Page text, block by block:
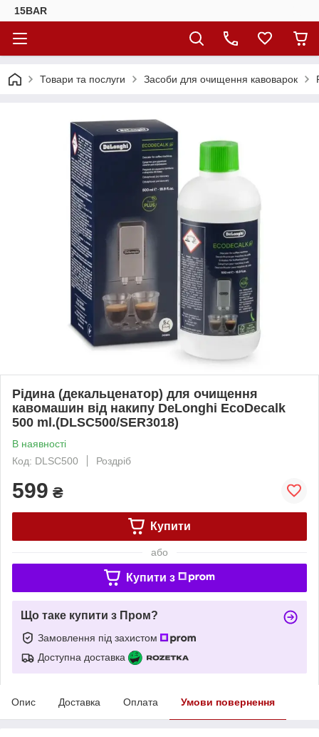
15BAR
Товари та послуги Засоби для очищення кавоварок
Рідина (декальценатор) для очищення
кавомашин від накипу DeLonghi EcoDecalk
500 ml.(DLSC500/SER3018)
В наявності
Код: DLSC500
Роздріб
599 ₴
Купити
або
Купити з
Що таке купити з Пром?
Замовлення під захистом
Доступна доставка
Опис Доставка Оплата Умови повернення